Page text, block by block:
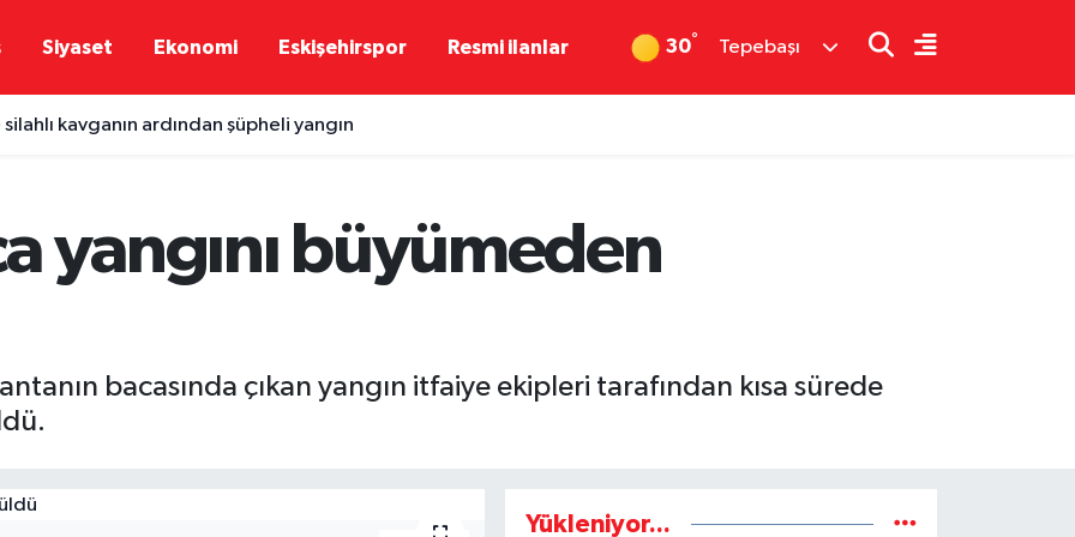
Siyaset Ekonomi Eskişehirspor Resmi ilanlar 30° Tepebaşı
kavganın ardından şüpheli yangın
yangını büyümeden
bacasında çıkan yangın itfaiye ekipleri tarafından kısa sürede
Yükleniyor...